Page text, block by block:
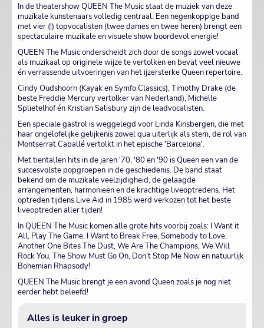
In de theatershow QUEEN The Music staat de muziek van deze
muzikale kunstenaars volledig centraal. Een negenkoppige band
met vier (!) topvocalisten (twee dames en twee heren) brengt een
spectaculaire muzikale en visuele show boordevol energie!
QUEEN The Music onderscheidt zich door de songs zowel vocaal
als muzikaal op originele wijze te vertolken en bevat veel nieuwe
én verrassende uitvoeringen van het ijzersterke Queen repertoire.
Cindy Oudshoorn (Kayak en Symfo Classics), Timothy Drake (de
beste Freddie Mercury vertolker van Nederland), Michelle
Splietelhof én Kristian Salisbury zijn de leadvocalisten.
Een speciale gastrol is weggelegd voor Linda Kinsbergen, die met
haar ongelofelijke gelijkenis zowel qua uiterlijk als stem, de rol van
Montserrat Caballé vertolkt in het epische 'Barcelona'.
Met tientallen hits in de jaren '70, '80 en '90 is Queen een van de
succesvolste popgroepen in de geschiedenis. De band staat
bekend om de muzikale veelzijdigheid, de gelaagde
arrangementen, harmonieën en de krachtige liveoptredens. Het
optreden tijdens Live Aid in 1985 werd verkozen tot het beste
liveoptreden aller tijden!
In QUEEN The Music komen alle grote hits voorbij zoals: I Want it
All, Play The Game, I Want to Break Free, Somebody to Love,
Another One Bites The Dust, We Are The Champions, We Will
Rock You, The Show Must Go On, Don’t Stop Me Now en natuurlijk
Bohemian Rhapsody!
QUEEN The Music brengt je een avond Queen zoals je nog niet
eerder hebt beleefd!
Alles is leuker in groep